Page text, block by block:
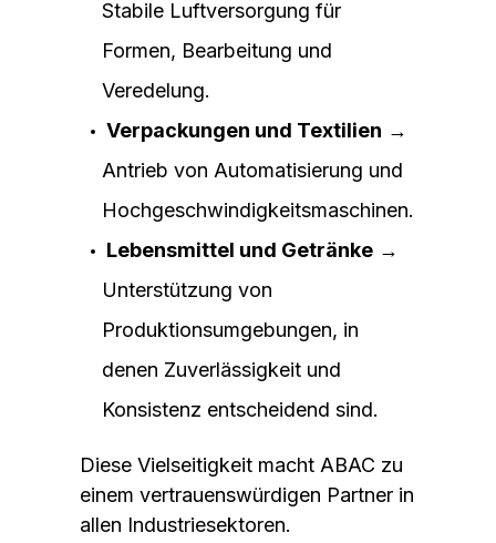
Stabile Luftversorgung für
Formen, Bearbeitung und
Veredelung.
Verpackungen und Textilien →
Antrieb von Automatisierung und
Hochgeschwindigkeitsmaschinen.
Lebensmittel und Getränke →
Unterstützung von
Produktionsumgebungen, in
denen Zuverlässigkeit und
Konsistenz entscheidend sind.
Diese Vielseitigkeit macht ABAC zu
einem vertrauenswürdigen Partner in
allen Industriesektoren.